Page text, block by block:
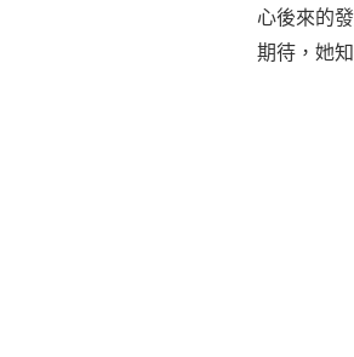
心後來的
期待，她